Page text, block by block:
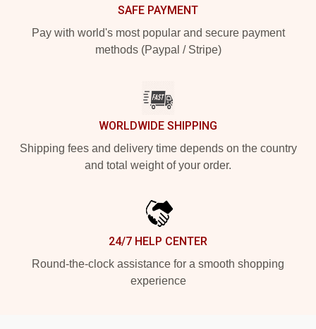
SAFE PAYMENT
Pay with world's most popular and secure payment
methods (Paypal / Stripe)
WORLDWIDE SHIPPING
Shipping fees and delivery time depends on the country
and total weight of your order.
24/7 HELP CENTER
Round-the-clock assistance for a smooth shopping
experience